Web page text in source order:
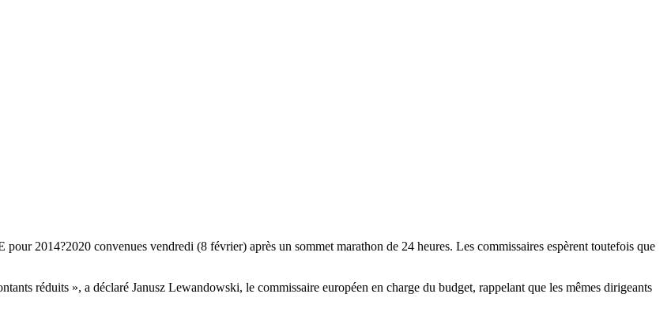
2014?2020 convenues vendredi (8 février) après un sommet marathon de 24 heures. Les commissaires espèrent toutefois que
réduits », a déclaré Janusz Lewandowski, le commissaire européen en charge du budget, rappelant que les mêmes dirigeants